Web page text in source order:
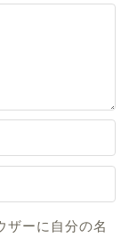
ザーに自分の名